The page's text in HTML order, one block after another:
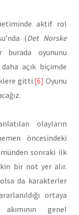
aktif rol
(Det Norske
burada oyununu
açık biçimde
gitti.[6] Oyunu
olayların
öncesindeki
sonraki ilk
bir not yer alır.
da karakterler
ortaya
genel